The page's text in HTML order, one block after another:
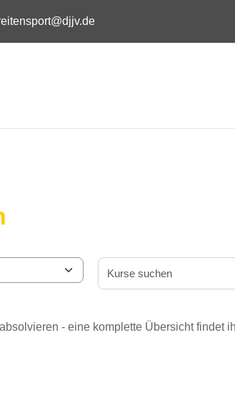
- eine komplette Übersicht findet